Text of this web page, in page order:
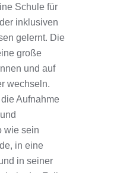
Schule für
inklusiven
gelernt. Die
große
und auf
wechseln.
Aufnahme
wie sein
in eine
in seiner